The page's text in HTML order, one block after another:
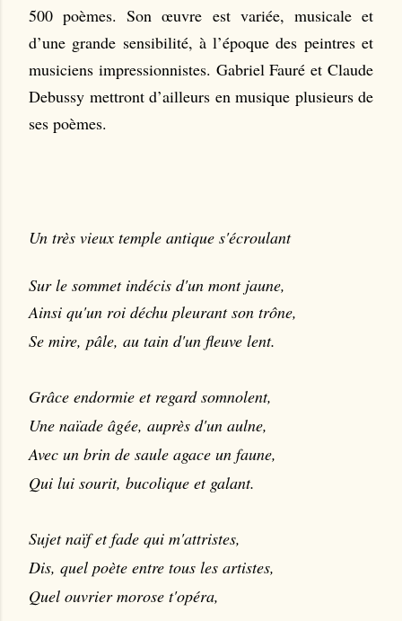
500 poèmes. Son œuvre est variée, musicale et
d’une grande sensibilité, à l’époque des peintres et
musiciens impressionnistes. Gabriel Fauré et Claude
Debussy mettront d’ailleurs en musique plusieurs de
ses poèmes.
Un très vieux temple antique s'écroulant
Sur le sommet indécis d'un mont jaune,
Ainsi qu'un roi déchu pleurant son trône,
Se mire, pâle, au tain d'un fleuve lent.
Grâce endormie et regard somnolent,
Une naïade âgée, auprès d'un aulne,
Avec un brin de saule agace un faune,
Qui lui sourit, bucolique et galant.
Sujet naïf et fade qui m'attristes,
Dis, quel poète entre tous les artistes,
Quel ouvrier morose t'opéra,